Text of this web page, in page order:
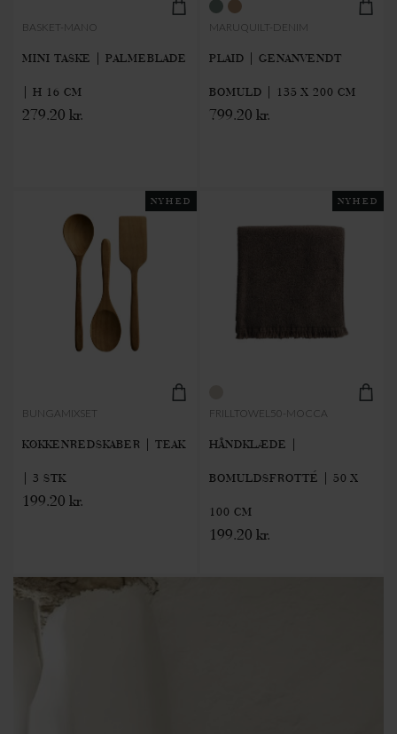
BASKET-MANO
MINI TASKE | PALMEBLADE
| H 16 CM
279.20 kr.
MARUQUILT-DENIM
PLAID | GENANVENDT
BOMULD | 135 X 200 CM
799.20 kr.
NYHED
BUNGAMIXSET
KØKKENREDSKABER | TEAK
| 3 STK
199.20 kr.
NYHED
FRILLTOWEL50-MOCCA
HÅNDKLÆDE |
BOMULDSFROTTÉ | 50 X
100 CM
199.20 kr.